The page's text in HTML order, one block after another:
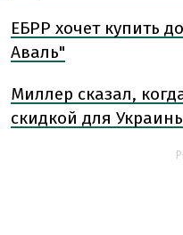
ЕБРР хочет купить
Аваль"
Миллер сказал,
скидкой для